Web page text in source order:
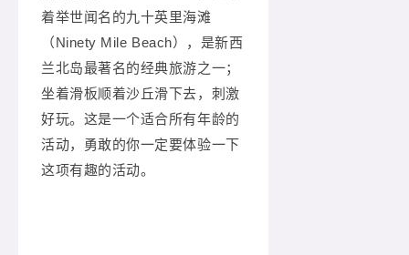
着举世闻名的九十英里海滩
（Ninety Mile Beach），是新西
兰北岛最著名的经典旅游之一；
坐着滑板顺着沙丘滑下去，刺激
好玩。这是一个适合所有年龄的
活动，勇敢的你一定要体验一下
这项有趣的活动。